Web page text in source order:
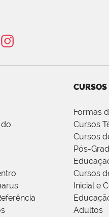
CURSOS
Formas
Cursos
Cursos
Pós-
Cursos
Inicial e
Adultos